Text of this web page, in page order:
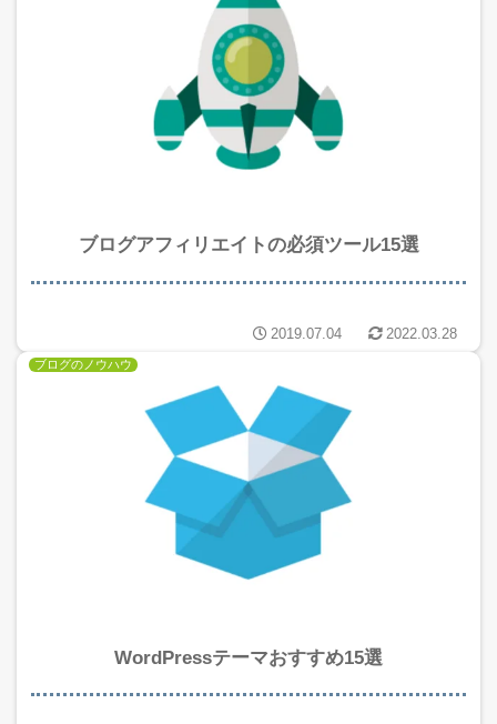
ブログアフィリエイトの必須ツール15選
2019.07.04 2022.03.28
ブログのノウハウ
WordPressテーマおすすめ15選